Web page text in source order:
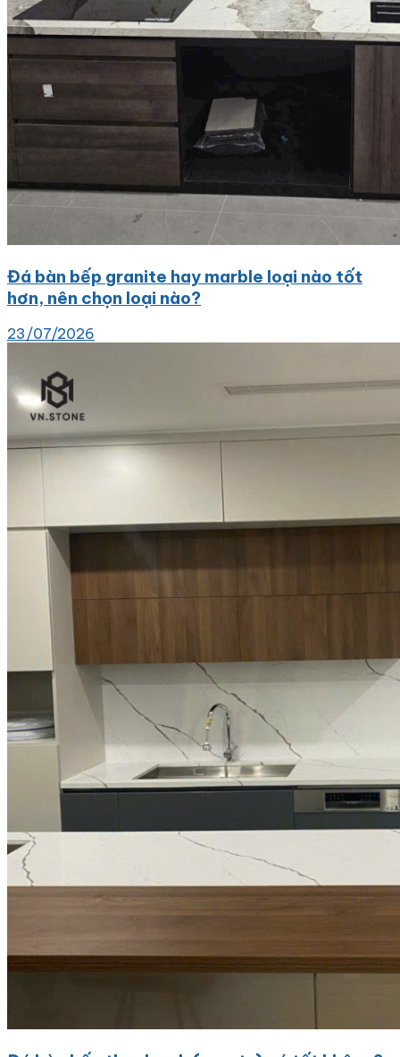
Đá bàn bếp granite hay marble loại nào tốt
hơn, nên chọn loại nào?
23/07/2026